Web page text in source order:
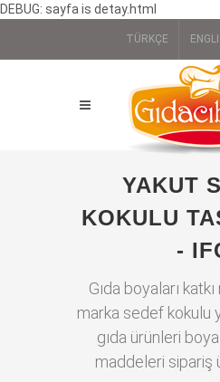
DEBUG: sayfa is detay.html
TÜRKÇE
YAKUT
KOKULU
-
Gıda boyaları
marka sedef kokulu
gıda ürünleri
maddeleri sipariş